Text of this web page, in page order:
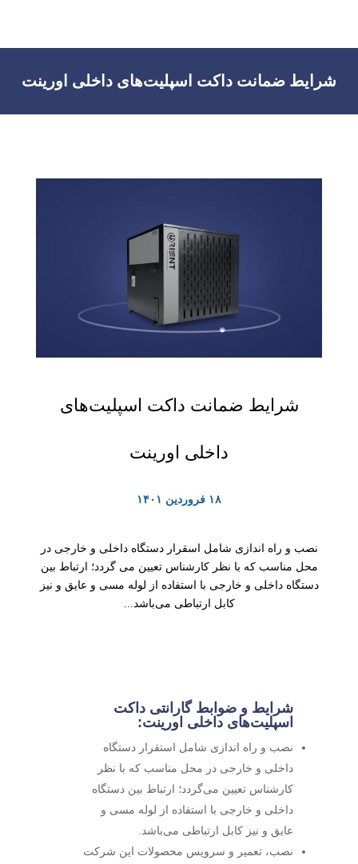
شرایط ضمانت داکت اسپلیت‌های داخلی اورینت
شرایط ضمانت داکت اسپلیت‌های
داخلی اورینت
۱۸ فروردین ۱۴۰۱
نصب و راه اندازی شامل اسقرار دستگاه داخلی و خارجی در
محل مناسب که با نظر کارشناس تعیین می گردد؛ ارتباط بین
دستگاه داخلی و خارجی با استفاده از لوله مسی و عایق و نیز
کابل ارتباطی می‌باشد...
شرایط و ضوابط گارانتی داکت
اسپلیت‌های داخلی اورینت:
نصب و راه اندازی شامل استقرار دستگاه
داخلی و خارجی در محل مناسب که با نظر
کارشناس تعیین می‌گردد؛ ارتباط بین دستگاه
داخلی و خارجی با استفاده از لوله مسی و
عایق و نیز کابل ارتباطی می‌باشد.
نصب، تعمیر و سرویس محصولات این شرکت